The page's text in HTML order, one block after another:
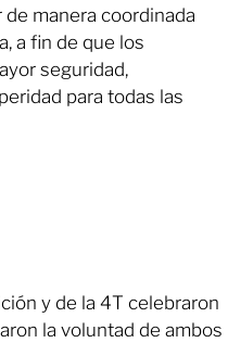
manera coordinada
a fin de que los
seguridad,
para todas las
y de la 4T celebraron
la voluntad de ambos